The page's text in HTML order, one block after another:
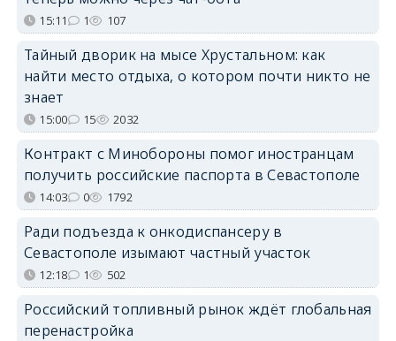
15:11 1 107
Тайный дворик на мысе Хрустальном: как
найти место отдыха, о котором почти никто не
знает
15:00 15 2032
Контракт с Минобороны помог иностранцам
получить российские паспорта в Севастополе
14:03 0 1792
Ради подъезда к онкодиспансеру в
Севастополе изымают частный участок
12:18 1 502
Российский топливный рынок ждёт глобальная
перенастройка